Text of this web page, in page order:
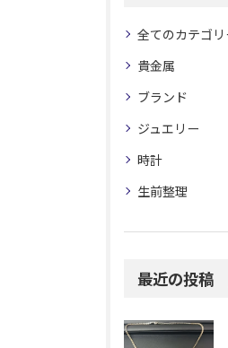
全てのカテゴリ
貴金属
ブランド
ジュエリー
時計
生前整理
最近の投稿